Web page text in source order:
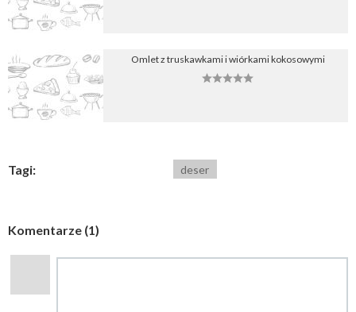
Omlet z truskawkami i wiórkami kokosowymi
Tagi: deser
Komentarze (1)